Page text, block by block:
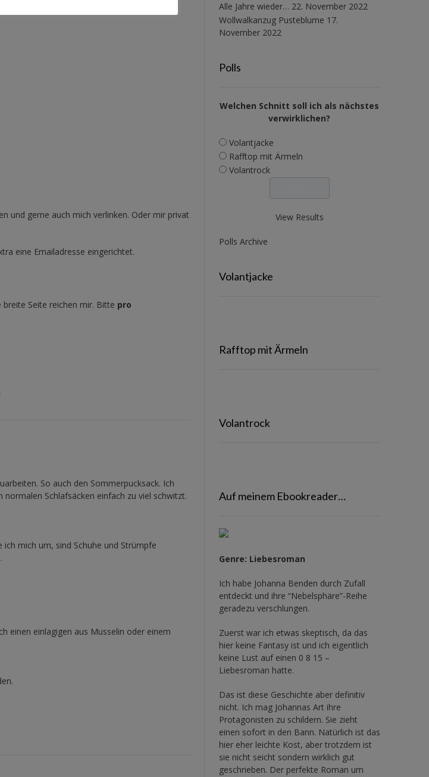
und gerne auch mich verlinken. Oder mir privat
eine Emailadresse eingerichtet.
Seite reichen mir. Bitte pro
So auch den Sommerpucksack. Ich
Schlafsäcken einfach zu viel schwitzt.
mich um, sind Schuhe und Strümpfe
einen einlagigen aus Musselin oder einem
Alle Jahre wieder… 22. November 2022
Wollwalkanzug Pusteblume 17.
November 2022
Polls
Welchen Schnitt soll ich als nächstes
verwirklichen?
Volantjacke
Rafftop mit Ärmeln
Volantrock
View Results
Polls Archive
Volantjacke
Rafftop mit Ärmeln
Volantrock
Auf meinem Ebookreader…
Genre: Liebesroman
Ich habe Johanna Benden durch Zufall
entdeckt und ihre “Nebelsphäre”-Reihe
geradezu verschlungen.
Zuerst war ich etwas skeptisch, da das
hier keine Fantasy ist und ich eigentlich
keine Lust auf einen 0 8 15 –
Liebesroman hatte.
Das ist diese Geschichte aber definitiv
nicht. Ich mag Johannas Art ihre
Protagonisten zu schildern. Sie zieht
einen sofort in den Bann. Natürlich ist das
hier eher leichte Kost, aber trotzdem ist
sie nicht seicht sondern wirklich gut
geschrieben. Der perfekte Roman um